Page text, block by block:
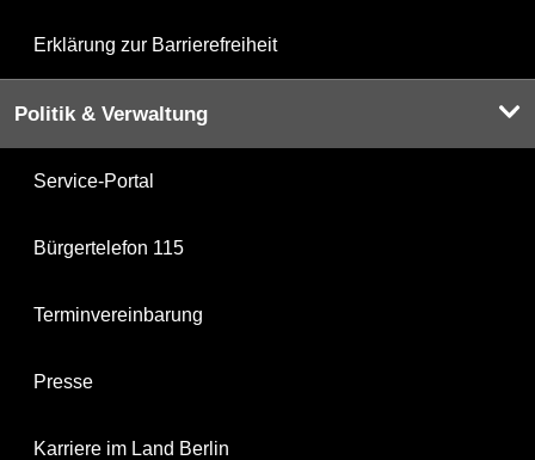
Erklärung zur Barrierefreiheit
Politik & Verwaltung
Service-Portal
Bürgertelefon 115
Terminvereinbarung
Presse
Karriere im Land Berlin